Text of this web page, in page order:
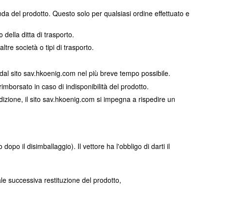
del prodotto. Questo solo per qualsiasi ordine effettuato e
della ditta di trasporto.
società o tipi di trasporto.
sito sav.hkoenig.com nel più breve tempo possibile.
in caso di indisponibilità del prodotto.
il sito sav.hkoenig.com si impegna a rispedire un
il disimballaggio). Il vettore ha l'obbligo di darti il
successiva restituzione del prodotto,